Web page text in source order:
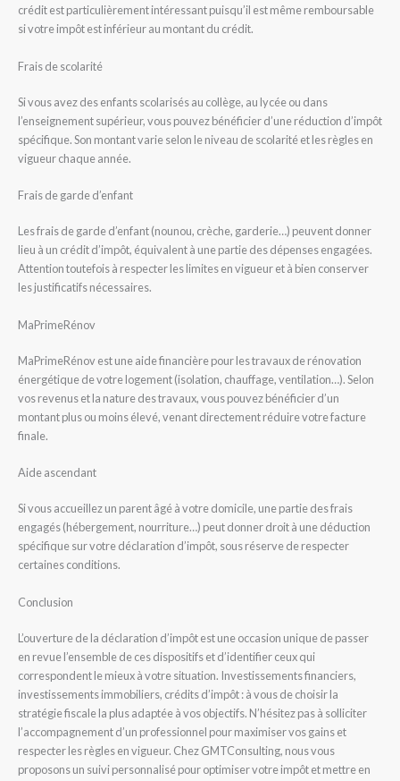
crédit est particulièrement intéressant puisqu’il est même remboursable
si votre impôt est inférieur au montant du crédit.
Frais de scolarité
Si vous avez des enfants scolarisés au collège, au lycée ou dans
l’enseignement supérieur, vous pouvez bénéficier d’une réduction d’impôt
spécifique. Son montant varie selon le niveau de scolarité et les règles en
vigueur chaque année.
Frais de garde d’enfant
Les frais de garde d’enfant (nounou, crèche, garderie…) peuvent donner
lieu à un crédit d’impôt, équivalent à une partie des dépenses engagées.
Attention toutefois à respecter les limites en vigueur et à bien conserver
les justificatifs nécessaires.
MaPrimeRénov
MaPrimeRénov est une aide financière pour les travaux de rénovation
énergétique de votre logement (isolation, chauffage, ventilation…). Selon
vos revenus et la nature des travaux, vous pouvez bénéficier d’un
montant plus ou moins élevé, venant directement réduire votre facture
finale.
Aide ascendant
Si vous accueillez un parent âgé à votre domicile, une partie des frais
engagés (hébergement, nourriture…) peut donner droit à une déduction
spécifique sur votre déclaration d’impôt, sous réserve de respecter
certaines conditions.
Conclusion
L’ouverture de la déclaration d’impôt est une occasion unique de passer
en revue l’ensemble de ces dispositifs et d’identifier ceux qui
correspondent le mieux à votre situation. Investissements financiers,
investissements immobiliers, crédits d’impôt : à vous de choisir la
stratégie fiscale la plus adaptée à vos objectifs. N’hésitez pas à solliciter
l’accompagnement d’un professionnel pour maximiser vos gains et
respecter les règles en vigueur. ChezGMTConsulting, nous vous
proposons un suivi personnalisé pour optimiser votre impôt et mettre en